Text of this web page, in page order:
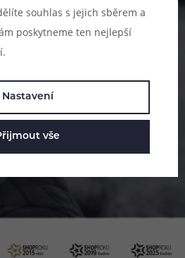
s výběrem
souhlas s jejich sběrem a
poskytneme ten nejlepší
Nastavení
vše